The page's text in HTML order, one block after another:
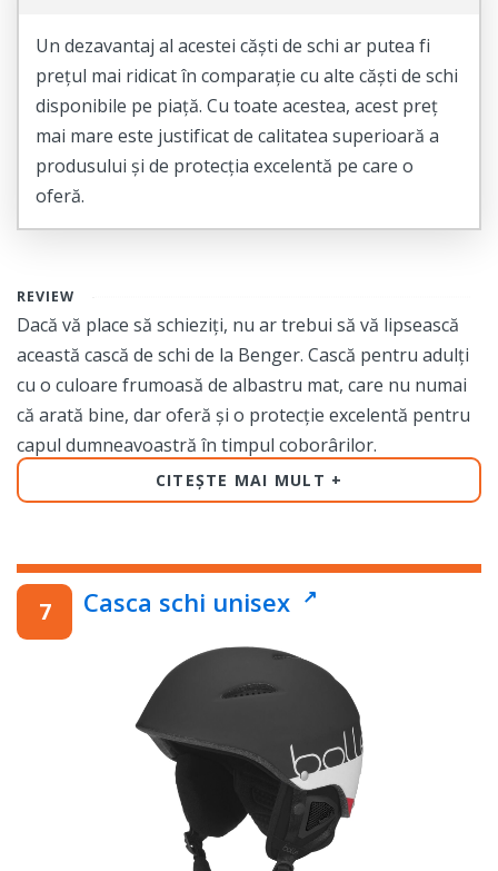
Un dezavantaj al acestei căști de schi ar putea fi
prețul mai ridicat în comparație cu alte căști de schi
disponibile pe piață. Cu toate acestea, acest preț
mai mare este justificat de calitatea superioară a
produsului și de protecția excelentă pe care o
oferă.
REVIEW
Dacă vă place să schieziți, nu ar trebui să vă lipsească
această cască de schi de la Benger. Cască pentru adulți
cu o culoare frumoasă de albastru mat, care nu numai
că arată bine, dar oferă și o protecție excelentă pentru
capul dumneavoastră în timpul coborârilor.
Designul ergonomic și confortabil al căștii se potrivește
schiatului. Este ușoară și nu vă va incomoda nici măcar
în timpul unei zile întregi de schiat. Datorită sistemului
de prindere reglabil, veți putea ajusta cască la
dimensiunea dumneavoastră, asigurându-vă astfel că
aceasta va rămâne în siguranță și confortabilă.
Căștile de schi sunt fabricate din materiale de calitate
superioară și au o protecție excelentă împotriva
impactului. Acest lucru înseamnă că puteți să vă
bucurați de sportul dumneavoastră preferat fără să vă
faceți griji cu privire la siguranța dumneavoastră.
CITEȘTE MAI MULT
Casca schi unisex